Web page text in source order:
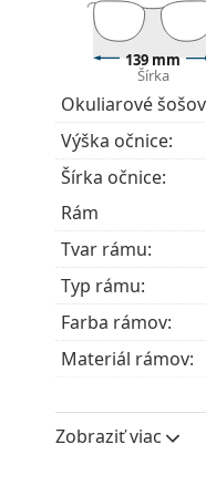
Príslušenstvo
Okuliare
Handrička,
modely
Ide o
139 mm
Šírka
Okuliarové
Výška očnice:
Šírka očnice:
Rám
Tvar rámu:
Typ rámu:
Farba rámov:
Materiál rámov:
Šírka:
Zobraziť viac